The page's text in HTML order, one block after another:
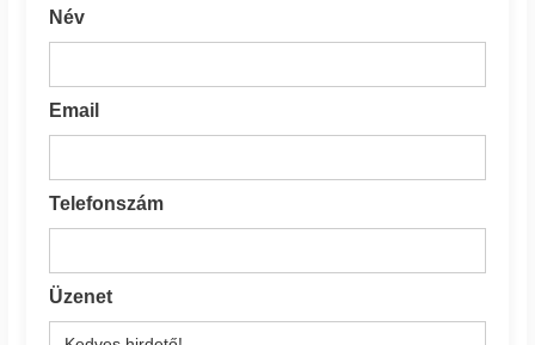
Név
Email
Telefonszám
Üzenet